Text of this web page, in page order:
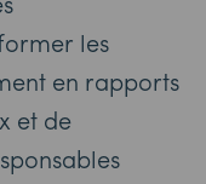
les
en rapports
et de